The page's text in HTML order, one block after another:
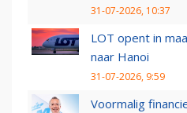
31-07-2026, 10:37
LOT opent in
naar Hanoi
31-07-2026, 9:59
Voormalig